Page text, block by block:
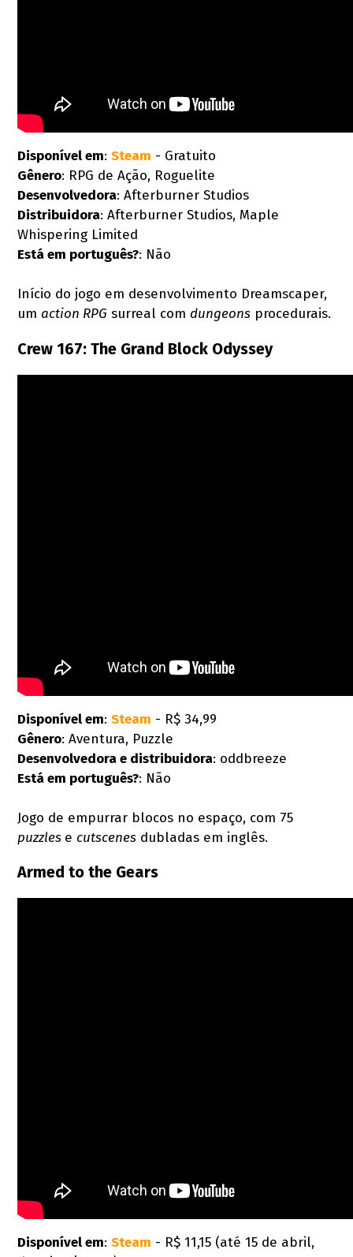
Disponível em:Steam - Gratuito
Gênero: RPG de Ação, Roguelite
Desenvolvedora: Afterburner Studios
Distribuidora: Afterburner Studios, Maple
Whispering Limited
Está em português?: Não
Início do jogo em desenvolvimento Dreamscaper,
umaction RPG surreal comdungeons procedurais.
Crew 167: The Grand Block Odyssey
Disponível em:Steam - R$ 34,99
Gênero: Aventura, Puzzle
Desenvolvedora e distribuidora: oddbreeze
Está em português?: Não
Jogo de empurrar blocos no espaço, com 75
puzzles e cutscenes dubladas em inglês.
Armed to the Gears
Disponível em:Steam - R$ 11,15 (até 15 de abril,